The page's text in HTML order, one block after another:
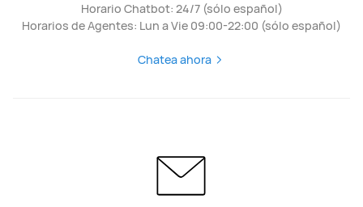
Horario Chatbot: 24/7 (sólo español)
Horarios de Agentes: Lun a Vie 09:00-22:00 (sólo español)
Chatea ahora